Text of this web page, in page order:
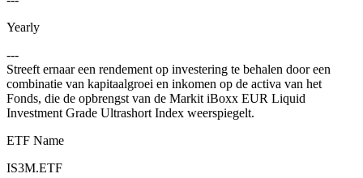
Yearly
---
Streeft ernaar een rendement op investering te behalen door een
combinatie van kapitaalgroei en inkomen op de activa van het
Fonds, die de opbrengst van de Markit iBoxx EUR Liquid
Investment Grade Ultrashort Index weerspiegelt.
ETF Name
IS3M.ETF